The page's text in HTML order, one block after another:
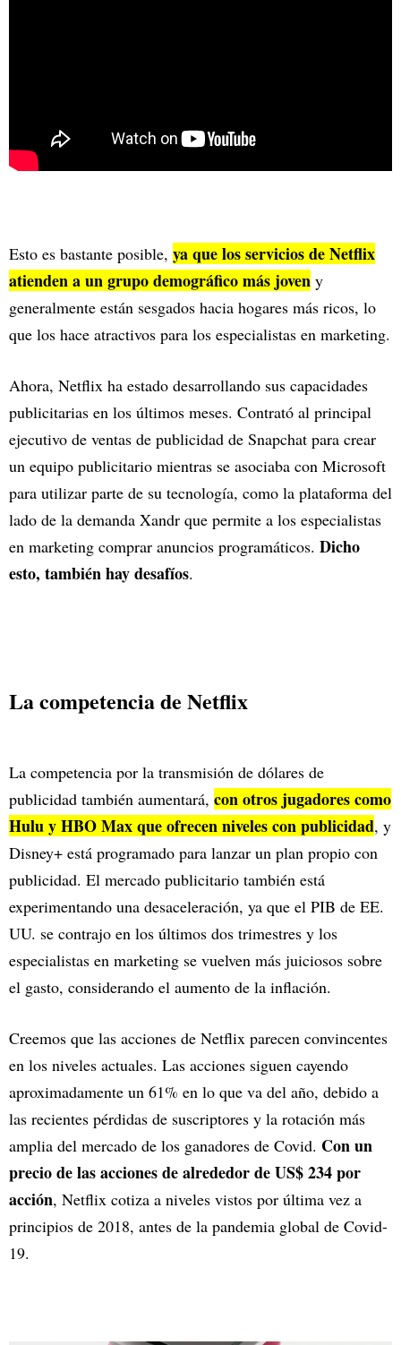
Esto es bastante posible, ya que los servicios de Netflix
atienden a un grupo demográfico más joven y
generalmente están sesgados hacia hogares más ricos, lo
que los hace atractivos para los especialistas en marketing.
Ahora, Netflix ha estado desarrollando sus capacidades
publicitarias en los últimos meses. Contrató al principal
ejecutivo de ventas de publicidad de Snapchat para crear
un equipo publicitario mientras se asociaba con Microsoft
para utilizar parte de su tecnología, como la plataforma del
lado de la demanda Xandr que permite a los especialistas
en marketing comprar anuncios programáticos. Dicho
esto, también hay desafíos.
La competencia de Netflix
La competencia por la transmisión de dólares de
publicidad también aumentará, con otros jugadores como
Hulu y HBO Max que ofrecen niveles con publicidad, y
Disney+ está programado para lanzar un plan propio con
publicidad. El mercado publicitario también está
experimentando una desaceleración, ya que el PIB de EE.
UU. se contrajo en los últimos dos trimestres y los
especialistas en marketing se vuelven más juiciosos sobre
el gasto, considerando el aumento de la inflación.
Creemos que las acciones de Netflix parecen convincentes
en los niveles actuales. Las acciones siguen cayendo
aproximadamente un 61% en lo que va del año, debido a
las recientes pérdidas de suscriptores y la rotación más
amplia del mercado de los ganadores de Covid. Con un
precio de las acciones de alrededor de US$ 234 por
acción, Netflix cotiza a niveles vistos por última vez a
principios de 2018, antes de la pandemia global de Covid-
19.